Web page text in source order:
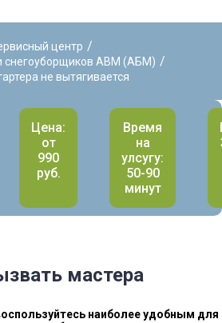
центр /
снегоуборщиков ABM (АБМ) /
не вытягивается
Цена:
от
990
руб.
Время
на
улсугу:
50-90
минут
мастера
наиболее удобным для